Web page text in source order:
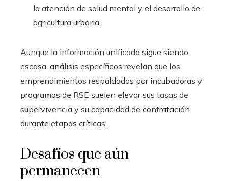
la atención de salud mental y el desarrollo de
agricultura urbana.
Aunque la información unificada sigue siendo
escasa, análisis específicos revelan que los
emprendimientos respaldados por incubadoras y
programas de RSE suelen elevar sus tasas de
supervivencia y su capacidad de contratación
durante etapas críticas.
Desafíos que aún
permanecen